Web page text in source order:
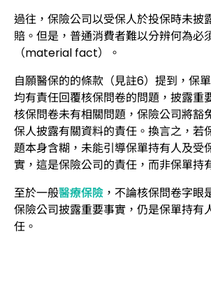
過往，保險公司以受保人於投保時未披
賠。但是，普通消費者難以分辨何為必
（material fact）。
自願醫保的的條款（見註6）提到，保
均有責任回覆核保問卷的問題，披露重
核保問卷未有相關問題，保險公司將豁
保人披露有關資料的責任。換言之，若
題本身含糊，未能引導保單持有人及受
實，這是保險公司的責任，而非保單持
至於一般醫療保險 ，不論核保問卷字眼
保險公司披露重要事實，仍是保單持有
任。